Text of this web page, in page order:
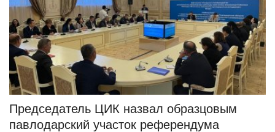
Председатель ЦИК назвал образцовым
павлодарский участок референдума